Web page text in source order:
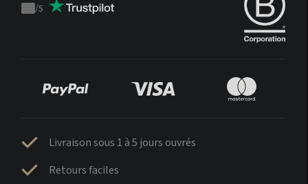
Trustpilot
/5
Livraison sous 1 à 5 jours ouvrés
Retours faciles